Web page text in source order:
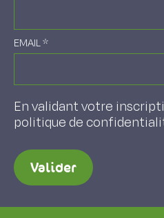
EMAIL*
En validant votre
politique de
Valider